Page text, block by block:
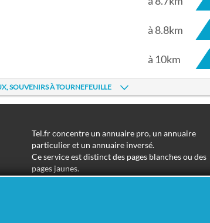
à 8.8km
à 10km
SOUVENIRS À TOURNEFEUILLE
Tel.fr concentre un annuaire pro, un annuaire
particulier et un annuaire inversé.
Ce service est distinct des pages blanches ou des
pages jaunes.
Les informations utilisées peuvent donc varier en